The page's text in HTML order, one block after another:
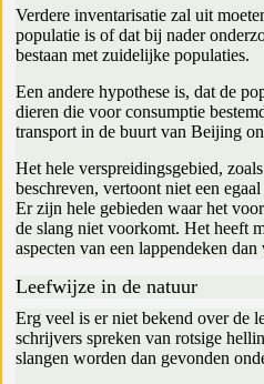
Verdere inventarisatie zal uit
populatie is of dat bij nader
bestaan met zuidelijke populaties.
Een andere hypothese is, dat de
dieren die voor consumptie
transport in de buurt van Beijing
Het hele verspreidingsgebied,
beschreven, vertoont niet een
Er zijn hele gebieden waar het
de slang niet voorkomt. Het heeft
aspecten van een lappendeken
Leefwijze in de natuur
Erg veel is er niet bekend over de
schrijvers spreken van rotsige
slangen worden dan gevonden